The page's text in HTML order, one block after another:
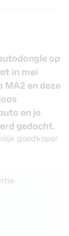
op
in mei
en deze
en je
gedacht.